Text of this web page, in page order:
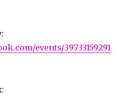
events/39733159291